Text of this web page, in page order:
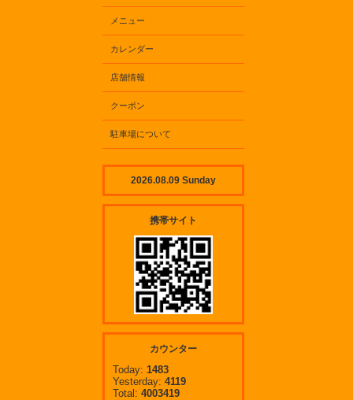
メニュー
カレンダー
店舗情報
クーポン
駐車場について
2026.08.09 Sunday
携帯サイト
カウンター
Today: 1483
Yesterday: 4119
Total: 4003419